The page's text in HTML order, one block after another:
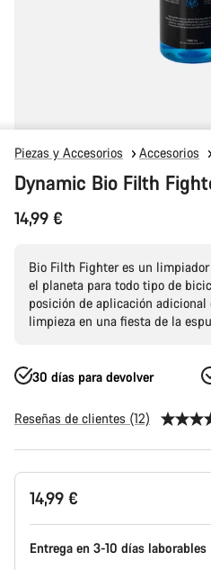
Piezas y Accesorios Accesorios
Dynamic Bio Filth
14,99 €
Bio Filth Fighter es un
el planeta para todo tipo de
posición de aplicación
limpieza en una fiesta de la
30 días para devolver
Reseñas de clientes (12)
Configuración
del14,99 €
Entrega en 3-10 días laborables